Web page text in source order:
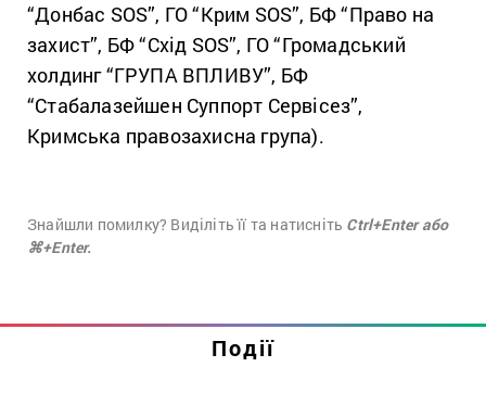
“Донбас SOS”, ГО “Крим SOS”, БФ “Право на
захист”, БФ “Схід SOS”, ГО “Громадський
холдинг “ГРУПА ВПЛИВУ”, БФ
“Стабалазейшен Суппорт Сервісез”,
Кримська правозахисна група).
Знайшли помилку? Виділіть її та натисніть Ctrl+Enter або
⌘+Enter.
Події